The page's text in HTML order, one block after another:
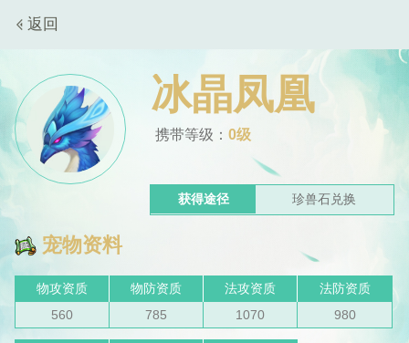
返回
冰晶凤凰
携带等级：0级
获得途径 珍兽石兑换
宠物资料
物攻资质
560
物防资质
785
法攻资质
1070
法防资质
980